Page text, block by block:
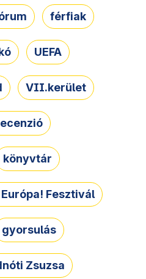
férfiak
UEFA
VII.kerület
könyvtár
Fesztivál
gyorsulás
Zsuzsa